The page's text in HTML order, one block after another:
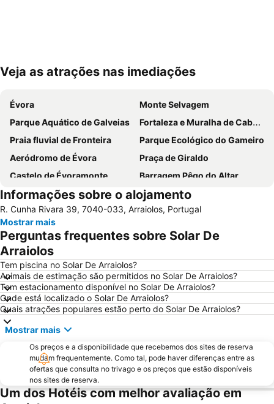
Ampliar mapa
Veja as atrações nas imediações
Évora
Monte Selvagem
Parque Aquático de Galveias
Fortaleza e Muralha de Cabeço de Vide
Praia fluvial de Fronteira
Parque Ecológico do Gameiro
Aeródromo de Évora
Praça de Giraldo
Castelo de Évoramonte
Barragem Pêgo do Altar
Capela dos Ossos
Pelourinho de Montargil
Sé de Évora
Central de Camionagem de Estremoz
Igreja da Aldeia Velha
Convento dos Lóios ou de Nossa Senhora da Assunção
Casas Pintadas de Évora
Pelourinho de Cabeção
Rota dos vinhos do Alentejo
Templo de Diana
Simply Evora
Cromeleque dos Almendres
Piscinas Recreativas Municipais
Aqueduto da Água de Prata
Ao Cabo
Núcleo Museológico do Alto de São Bento
Informações sobre o alojamento
R. Cunha Rivara 39, 7040-033, Arraiolos, Portugal
Mostrar mais
Perguntas frequentes sobre Solar De
Arraiolos
Tem piscina no Solar De Arraiolos?
Animais de estimação são permitidos no Solar De Arraiolos?
Tem estacionamento disponível no Solar De Arraiolos?
Onde está localizado o Solar De Arraiolos?
Quais atrações populares estão perto do Solar De Arraiolos?
Mostrar mais
Os preços e a disponibilidade que recebemos dos sites de reserva
mudam frequentemente. Como tal, pode haver diferenças entre as
ofertas que consulta no trivago e os preços que estão disponíveis
nos sites de reserva.
Um dos Hotéis com melhor avaliação em